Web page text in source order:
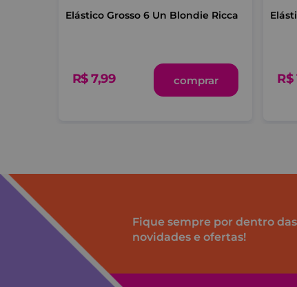
Elástico Grosso 6 Un Blondie Ricca
R$ 7,99 comprar R$
Fique sempre por dentro
novidades e ofertas!